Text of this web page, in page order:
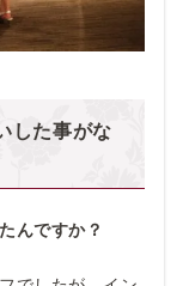
した事がな
んですか？